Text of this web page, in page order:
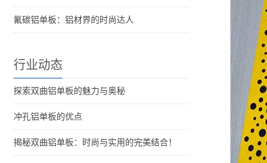
氟碳铝单板：铝材界的时尚达人
行业动态
探索双曲铝单板的魅力与奥秘
冲孔铝单板的优点
揭秘双曲铝单板：时尚与实用的完美结合！